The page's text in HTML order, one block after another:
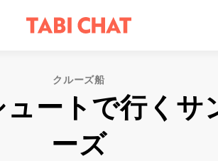
クルーズ船
ートで行くサ
ーズ